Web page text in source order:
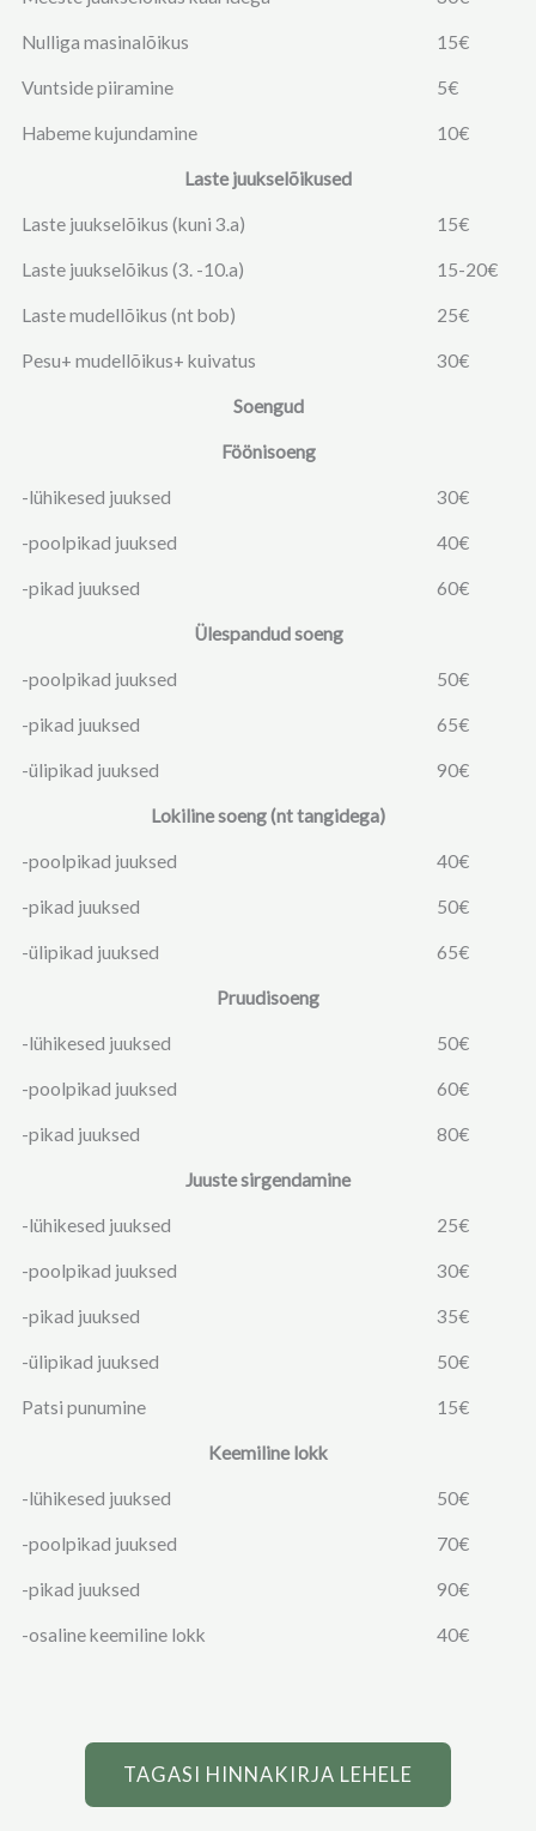
Nulliga masinalõikus 15€
Vuntside piiramine 5€
Habeme kujundamine 10€
Laste juukselõikused
Laste juukselõikus (kuni 3.a) 15€
Laste juukselõikus (3. -10.a) 15-20€
Laste mudellõikus (nt bob) 25€
Pesu+ mudellõikus+ kuivatus 30€
Soengud
Föönisoeng
-lühikesed juuksed 30€
-poolpikad juuksed 40€
-pikad juuksed 60€
Ülespandud soeng
-poolpikad juuksed 50€
-pikad juuksed 65€
-ülipikad juuksed 90€
Lokiline soeng (nt tangidega)
-poolpikad juuksed 40€
-pikad juuksed 50€
-ülipikad juuksed 65€
Pruudisoeng
-lühikesed juuksed 50€
-poolpikad juuksed 60€
-pikad juuksed 80€
Juuste sirgendamine
-lühikesed juuksed 25€
-poolpikad juuksed 30€
-pikad juuksed 35€
-ülipikad juuksed 50€
Patsi punumine 15€
Keemiline lokk
-lühikesed juuksed 50€
-poolpikad juuksed 70€
-pikad juuksed 90€
-osaline keemiline lokk 40€
TAGASI HINNAKIRJA LEHELE